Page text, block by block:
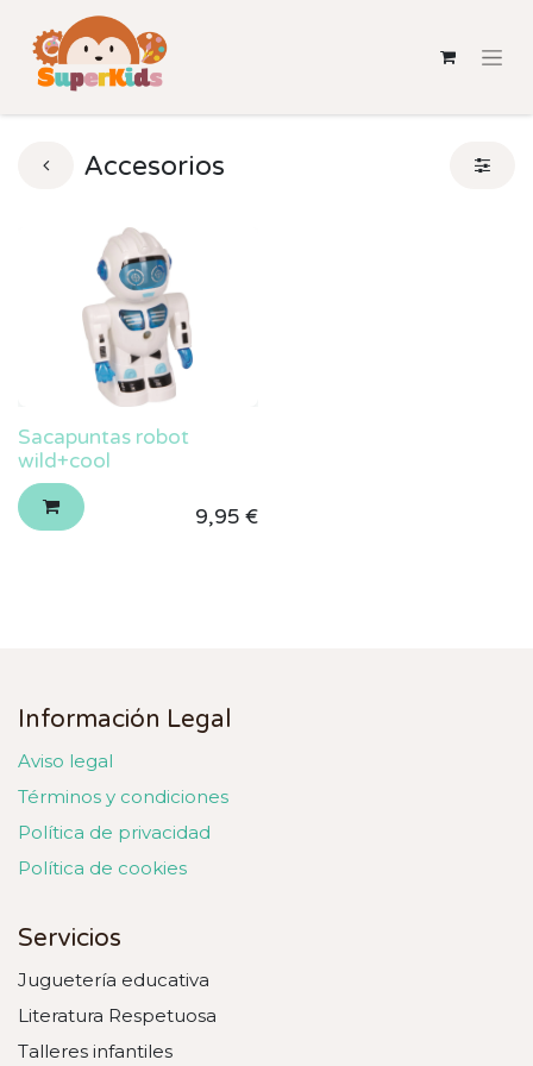
Accesorios
Sacapuntas robot
wild+cool
9,95 €
Información Legal
Aviso legal
Términos y condiciones
Política de privacidad
Política de cookies
Servicios
Juguetería educativa
Literatura Respetuosa
Talleres infantiles